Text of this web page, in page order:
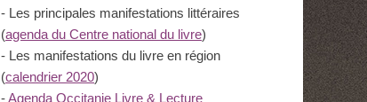
- Les principales manifestations littéraires
(agenda du Centre national du livre)
- Les manifestations du livre en région
(calendrier 2020)
-Agenda Occitanie Livre & Lecture